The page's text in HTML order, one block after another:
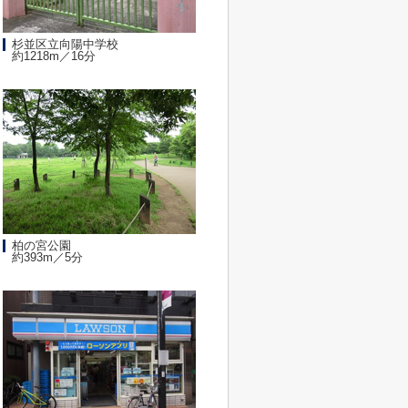
杉並区立向陽中学校
約1218m／16分
柏の宮公園
約393m／5分